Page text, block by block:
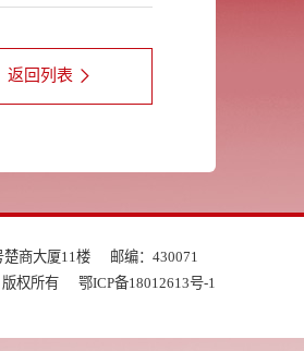
返回列表
商大厦11楼
邮编：430071
权所有
鄂ICP备18012613号-1